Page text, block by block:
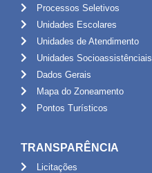
Processos Seletivos
Unidades Escolares
Unidades de Atendimento
Unidades Socioassistênciais
Dados Gerais
Mapa do Zoneamento
Pontos Turísticos
TRANSPARÊNCIA
Licitações